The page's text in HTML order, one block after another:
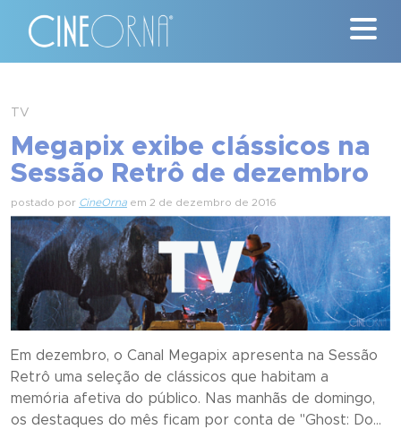
News
#ClássicosCineOrna
Quem Somos
Nossa História
Contato
TV
Megapix exibe clássicos na
Sessão Retrô de dezembro
postado por CineOrna em 2 de dezembro de 2016
Em dezembro, o Canal Megapix apresenta na Sessão
Retrô uma seleção de clássicos que habitam a
memória afetiva do público. Nas manhãs de domingo,
os destaques do mês ficam por conta de "Ghost: Do...